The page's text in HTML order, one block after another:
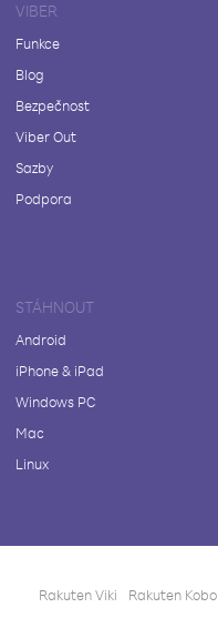
VIBER
Funkce
Blog
Bezpečnost
Viber Out
Sazby
Podpora
STÁHNOUT
Android
iPhone & iPad
Windows PC
Mac
Linux
Rakuten Viki Rakuten Kobo